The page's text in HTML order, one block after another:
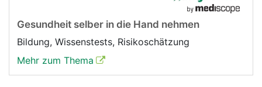
Gesundheit selber in die Hand nehmen
Bildung, Wissenstests, Risikoschätzung
Mehr zum Thema